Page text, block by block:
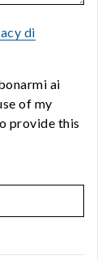
di
ai
of my
provide this